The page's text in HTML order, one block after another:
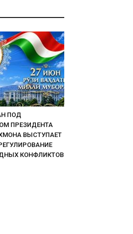
ПОД
ПРЕЗИДЕНТА
ВЫСТУПАЕТ
КОНФЛИКТОВ